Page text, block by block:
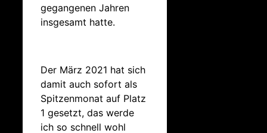
gegangenen Jahren
insgesamt hatte.
Der März 2021 hat sich
damit auch sofort als
Spitzenmonat auf Platz
1 gesetzt, das werde
ich so schnell wohl